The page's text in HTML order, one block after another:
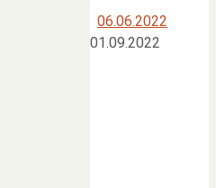
06.06.2022
01.09.2022